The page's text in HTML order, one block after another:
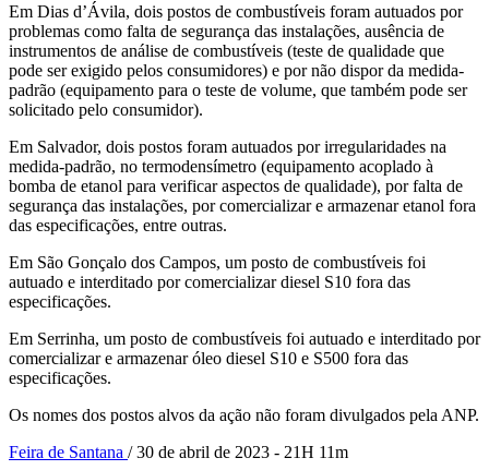
Em Dias d’Ávila, dois postos de combustíveis foram autuados por
problemas como falta de segurança das instalações, ausência de
instrumentos de análise de combustíveis (teste de qualidade que
pode ser exigido pelos consumidores) e por não dispor da medida-
padrão (equipamento para o teste de volume, que também pode ser
solicitado pelo consumidor).
Em Salvador, dois postos foram autuados por irregularidades na
medida-padrão, no termodensímetro (equipamento acoplado à
bomba de etanol para verificar aspectos de qualidade), por falta de
segurança das instalações, por comercializar e armazenar etanol fora
das especificações, entre outras.
Em São Gonçalo dos Campos, um posto de combustíveis foi
autuado e interditado por comercializar diesel S10 fora das
especificações.
Em Serrinha, um posto de combustíveis foi autuado e interditado por
comercializar e armazenar óleo diesel S10 e S500 fora das
especificações.
Os nomes dos postos alvos da ação não foram divulgados pela ANP.
Feira de Santana / 30 de abril de 2023 - 21H 11m